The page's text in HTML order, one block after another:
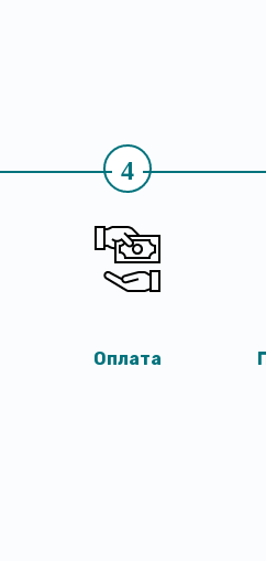
4
Оплата